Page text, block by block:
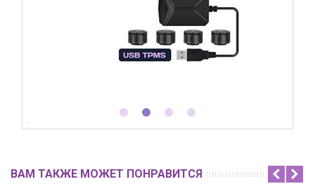
ВАМ ТАКЖЕ МОЖЕТ ПОНРАВИТСЯ